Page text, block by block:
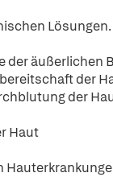
der äußerlichen
der
der
Haut